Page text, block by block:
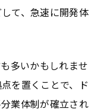
て、急速に開発体
多いかもしれませ
を置くことで、ド
業体制が確立され